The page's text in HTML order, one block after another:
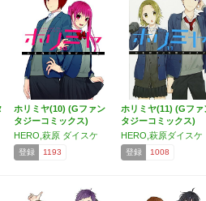
ホリミヤ(10) (Gファン
タジーコミックス)
HERO,萩原 ダイスケ
登録 1193
ホリミヤ(11) (Gファ
タジーコミックス)
HERO,萩原ダイスケ
登録 1008